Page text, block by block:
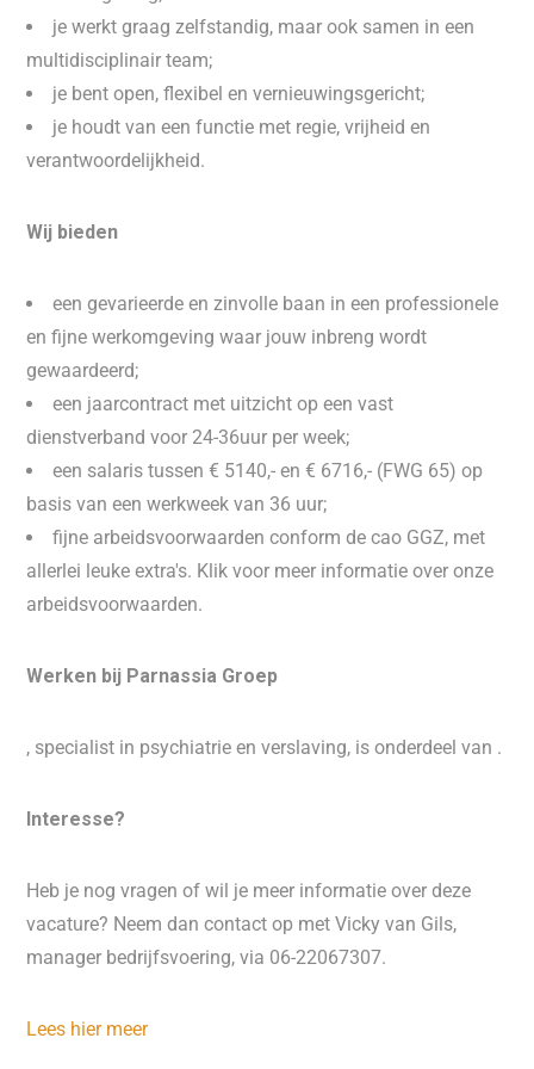
je werkt graag zelfstandig, maar ook samen in een
multidisciplinair team;
je bent open, flexibel en vernieuwingsgericht;
je houdt van een functie met regie, vrijheid en
verantwoordelijkheid.
Wij bieden
een gevarieerde en zinvolle baan in een professionele
en fijne werkomgeving waar jouw inbreng wordt
gewaardeerd;
een jaarcontract met uitzicht op een vast
dienstverband voor 24-36uur per week;
een salaris tussen € 5140,- en € 6716,- (FWG 65) op
basis van een werkweek van 36 uur;
fijne arbeidsvoorwaarden conform de cao GGZ, met
allerlei leuke extra's. Klik voor meer informatie over onze
arbeidsvoorwaarden.
Werken bij Parnassia Groep
, specialist in psychiatrie en verslaving, is onderdeel van .
Interesse?
Heb je nog vragen of wil je meer informatie over deze
vacature? Neem dan contact op met Vicky van Gils,
manager bedrijfsvoering, via 06-22067307.
Lees hier meer